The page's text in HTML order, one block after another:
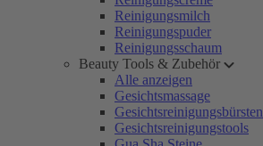
Reinigungsmilch
Reinigungspuder
Reinigungsschaum
Beauty Tools & Zubehör
Alle anzeigen
Gesichtsmassage
Gesichtsreinigungsbürsten
Gesichtsreinigungstools